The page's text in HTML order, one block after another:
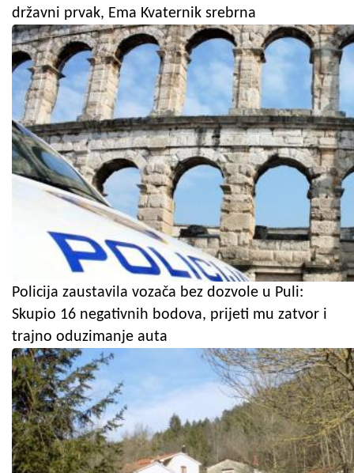
državni prvak, Ema Kvaternik srebrna
Policija zaustavila vozača bez dozvole u Puli:
Skupio 16 negativnih bodova, prijeti mu zatvor i
trajno oduzimanje auta